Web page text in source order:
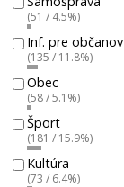
(51 / 4.5%)
Inf. pre občanov
(135 / 11.8%)
Obec
(58 / 5.1%)
Šport
(181 / 15.9%)
Kultúra
(73 / 6.4%)